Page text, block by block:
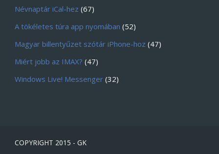
Névnaptár iCal-hez (67)
A tökéletes túra app nyomában (52)
Magyar billentyűzet szótár iPhone-hoz (47)
Miért jobb az IMAX? (47)
Windows Live! Messenger (32)
COPYRIGHT 2015 - GK